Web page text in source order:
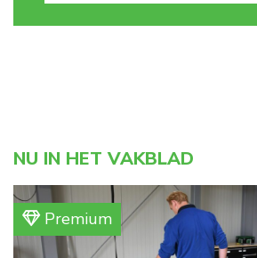
NU IN HET VAKBLAD
Premium